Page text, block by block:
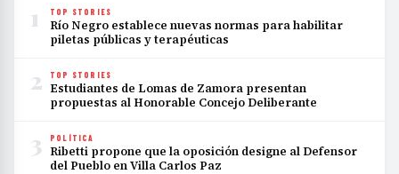
1 TOP STORIES
Río Negro establece nuevas normas para habilitar
piletas públicas y terapéuticas
2 TOP STORIES
Estudiantes de Lomas de Zamora presentan
propuestas al Honorable Concejo Deliberante
3 POLÍTICA
Ribetti propone que la oposición designe al Defensor
del Pueblo en Villa Carlos Paz